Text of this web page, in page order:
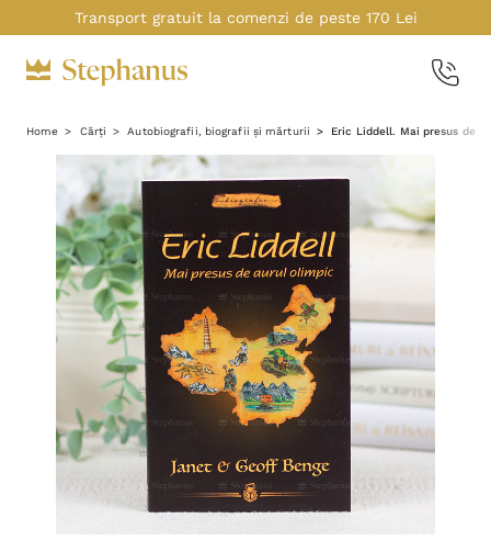
Transport gratuit la comenzi de peste 170 Lei
Home Cărți Autobiografii, biografii și mărturii Eric Liddell. Mai presus de